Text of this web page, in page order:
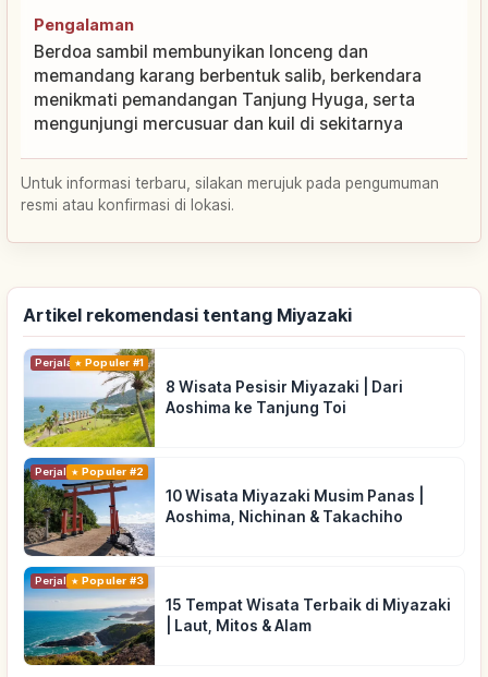
Pengalaman
Berdoa sambil membunyikan lonceng dan
memandang karang berbentuk salib, berkendara
menikmati pemandangan Tanjung Hyuga, serta
mengunjungi mercusuar dan kuil di sekitarnya
Untuk informasi terbaru, silakan merujuk pada pengumuman
resmi atau konfirmasi di lokasi.
Artikel rekomendasi tentang Miyazaki
PerjalananPopuler #1
8 Wisata Pesisir Miyazaki | Dari
Aoshima ke Tanjung Toi
PerjalananPopuler #2
10 Wisata Miyazaki Musim Panas |
Aoshima, Nichinan & Takachiho
PerjalananPopuler #3
15 Tempat Wisata Terbaik di Miyazaki
| Laut, Mitos & Alam